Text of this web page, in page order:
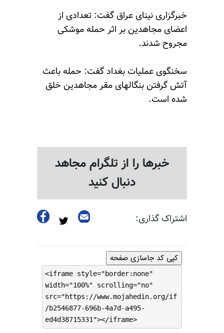
خبرگزاری نینای عراق گفت: تعدادی از
اعضای مجاهدین بر اثر حمله موشکی
مجروح شدند.
سخنگوی عملیات بغداد گفت: حمله باعث
آتش گرفتن بنگالهای مقر مجاهدین خلق
شده است.
خبرها را از تلگرام مجاهد
دنبال کنید
اشتراک گذاری:
کپی کد جاسازی صفحه
<iframe style="border:none"
width="100%" scrolling="no"
src="https://www.mojahedin.org/if
/b2546877-696b-4a7d-a495-
ed4d38715331"></iframe>